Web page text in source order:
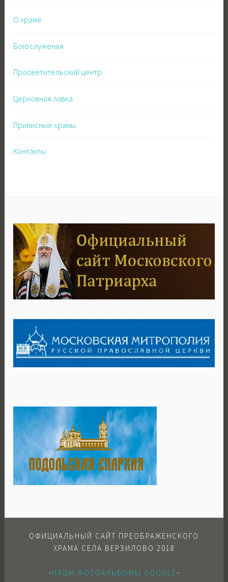
О храме
Богослужения
Просветительский центр
Церковная лавка
Приписные храмы
Контакты
ОФИЦИАЛЬНЫЙ САЙТ ПРЕОБРАЖЕНСКОГО
ХРАМА СЕЛА ВЕРЗИЛОВО 2018
-НАШИ ФОТОАЛЬБОМЫ GOOGLE-